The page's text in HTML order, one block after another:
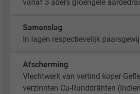
vanaf 3 aders groengele
Samenslag
In lagen respectievelijk
Afscherming
Vlechtwerk van vertind koper
verzinnten Cu-Runddrähten